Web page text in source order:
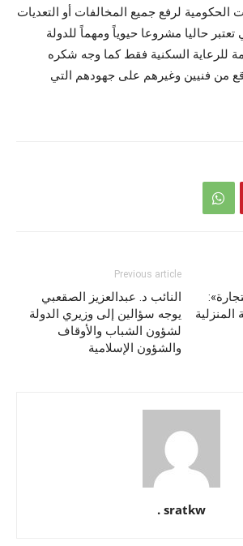
الحكومية لرفع جميع المخالفات أو التعديات
حاليا مشروعا حيوياً ومهماً للدولة
للرعاية السكنية فقط كما وجه شكره
من فنيين وغيرهم على جهودهم التي
Previous article
النائب د. عبدالعزيز الصقعبي
يوجه سؤالين إلى وزيري الدولة
لشؤون الشباب والأوقاف
والشؤون الإسلامية
المنزلية
sratkw .